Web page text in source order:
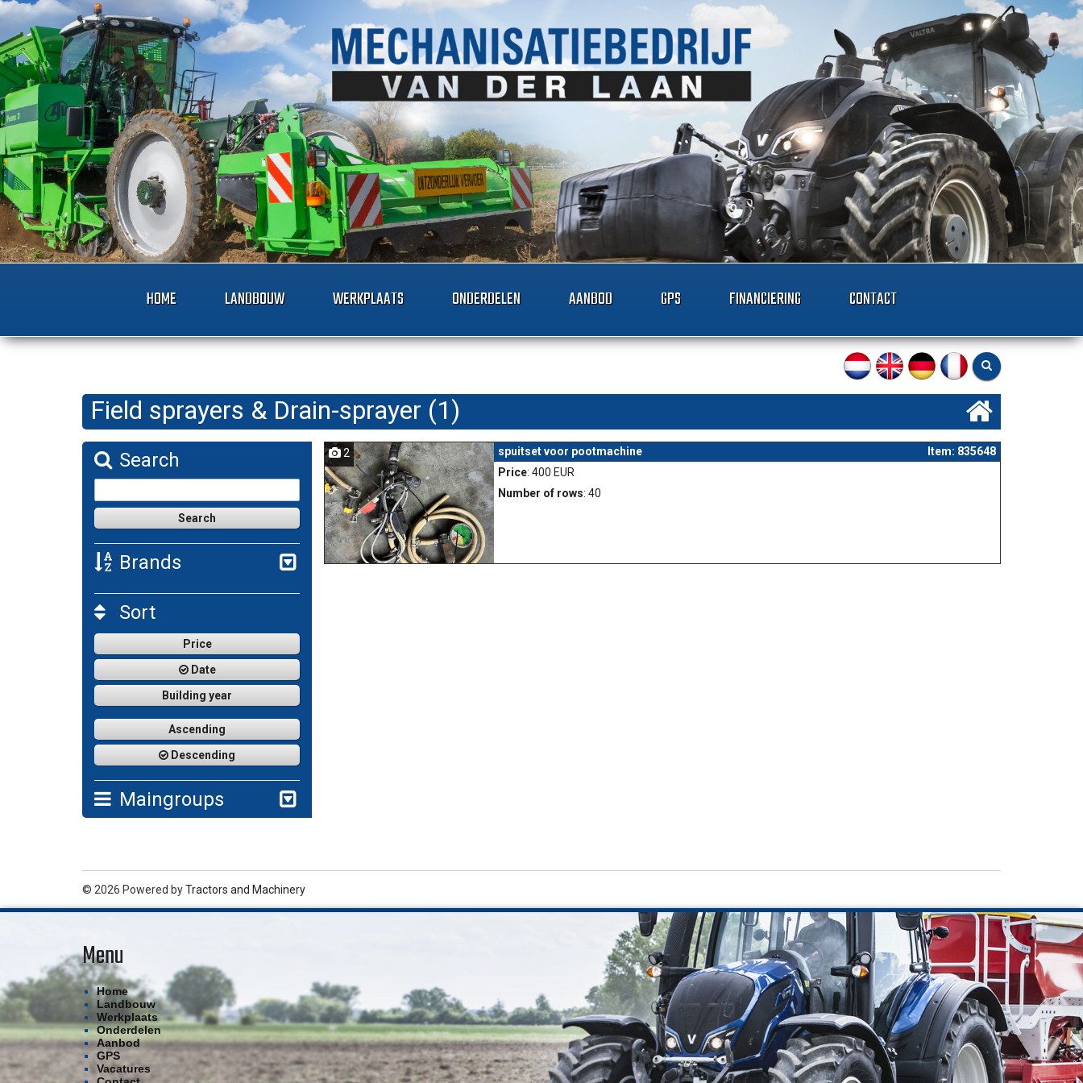
HOME LANDBOUW WERKPLAATS ONDERDELEN AANBOD GPS FINANCIERING CONTACT
Field sprayers & Drain-sprayer (1)
Search
Brands
Sort
Price
Date
Building year
Ascending
Descending
Maingroups
2 spuitset voor pootmachine
Item: 835648
Price: 400 EUR
Number of rows: 40
© 2026 Powered byTractors and Machinery
Menu
Home
Landbouw
Werkplaats
Onderdelen
Aanbod
GPS
Vacatures